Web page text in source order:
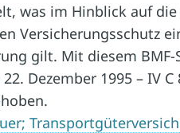
was im Hinblick auf
Versicherungsschutz
gilt. Mit diesem
Dezember 1995 – IV C